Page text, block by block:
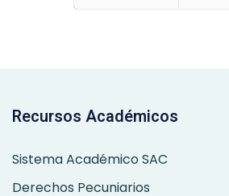
Recursos Académicos
Sistema Académico SAC
Derechos Pecuniarios